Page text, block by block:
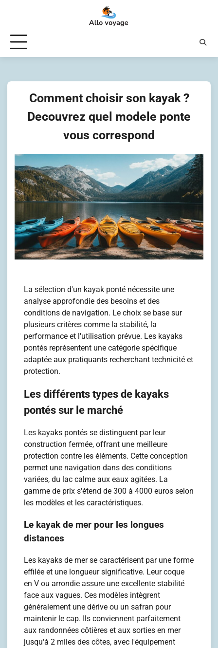
Comment choisir son kayak ?
Decouvrez quel modele ponte
vous correspond
La sélection d'un kayak ponté nécessite une
analyse approfondie des besoins et des
conditions de navigation. Le choix se base sur
plusieurs critères comme la stabilité, la
performance et l'utilisation prévue. Les kayaks
pontés représentent une catégorie spécifique
adaptée aux pratiquants recherchant technicité et
protection.
Les différents types de kayaks
pontés sur le marché
Les kayaks pontés se distinguent par leur
construction fermée, offrant une meilleure
protection contre les éléments. Cette conception
permet une navigation dans des conditions
variées, du lac calme aux eaux agitées. La
gamme de prix s'étend de 300 à 4000 euros selon
les modèles et les caractéristiques.
Le kayak de mer pour les longues
distances
Les kayaks de mer se caractérisent par une forme
effilée et une longueur significative. Leur coque
en V ou arrondie assure une excellente stabilité
face aux vagues. Ces modèles intègrent
généralement une dérive ou un safran pour
maintenir le cap. Ils conviennent parfaitement
aux randonnées côtières et aux sorties en mer
jusqu'à 2 miles des côtes, avec l'équipement